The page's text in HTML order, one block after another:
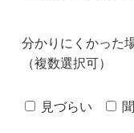
分かりにくかった
（複数選択可）
見づらい